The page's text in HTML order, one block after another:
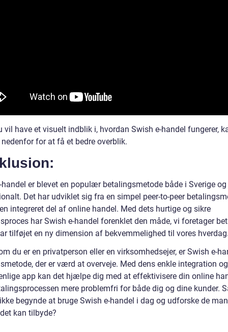
vil have et visuelt indblik i, hvordan Swish e-handel fungerer,
for at få et bedre overblik.
handel er blevet en populær betalingsmetode både i Sverige og
Det har udviklet sig fra en simpel peer-to-peer
integreret del af online handel. Med dets hurtige og sikre
har Swish e-handel forenklet den måde, vi foretager
tilføjet en ny dimension af bekvemmelighed til vores
du er en privatperson eller en virksomhedsejer, er Swish e-
der er værd at overveje. Med dens enkle integration og
app kan det hjælpe dig med at effektivisere din online
mere problemfri for både dig og dine kunder.
begynde at bruge Swish e-handel i dag og udforske de
kan tilbyde?